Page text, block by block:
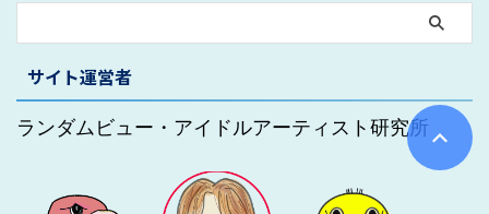
サイト運営者
ランダムビュー・アイドルアーティスト研究所